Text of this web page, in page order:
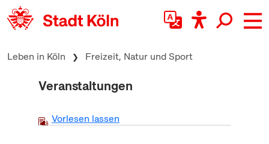
zum Inhalt springen
Leben in Köln Freizeit, Natur und Sport
Veranstaltungen
Vorlesen lassen